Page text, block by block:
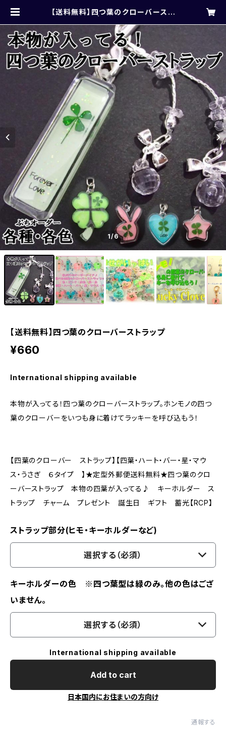
【送料無料】四つ葉のクローバースト
1/6
【送料無料】四つ葉のクローバーストラップ
¥660
International shipping available
本物が入ってる！四つ葉のクローバーストラップ。ホンモノの四つ
葉のクローバーをいつも身に着けてラッキーを呼び込もう！
【四葉のクローバー ストラップ】【四葉・ハート・バー・星・マウ
ス・うさぎ ６タイプ 】★定型外郵便送料無料★四つ葉のクロ
ーバーストラップ 本物の四葉が入ってる♪ キーホルダー ス
トラップ チャーム プレゼント 誕生日 ギフト 蓄光【RCP】
ストラップ部分(ヒモ・キーホルダーなど)
選択する（必須）
キーホルダーの色 ※四つ葉型は緑のみ。他の色はござ
いません。
選択する（必須）
International shipping available
Add to cart
日本国内にお住まいの方向け
通報する